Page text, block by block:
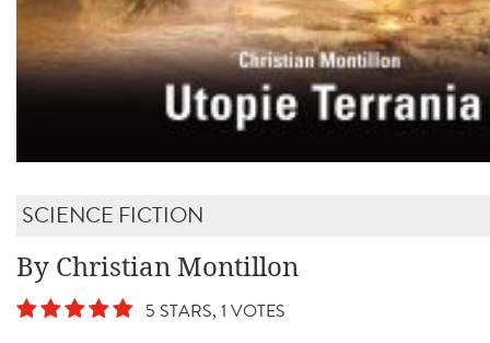
SCIENCE FICTION
By Christian Montillon
5 STARS, 1 VOTES